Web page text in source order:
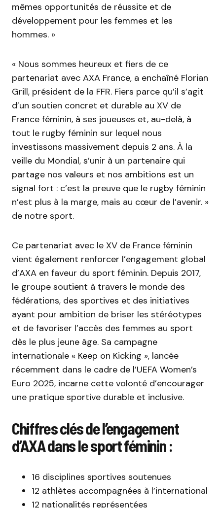
mêmes opportunités de réussite et de
développement pour les femmes et les
hommes. »
« Nous sommes heureux et fiers de ce
partenariat avec AXA France, a enchaîné Florian
Grill, président de la FFR. Fiers parce qu’il s’agit
d’un soutien concret et durable au XV de
France féminin, à ses joueuses et, au-delà, à
tout le rugby féminin sur lequel nous
investissons massivement depuis 2 ans. À la
veille du Mondial, s’unir à un partenaire qui
partage nos valeurs et nos ambitions est un
signal fort : c’est la preuve que le rugby féminin
n’est plus à la marge, mais au cœur de l’avenir. »
de notre sport.
Ce partenariat avec le XV de France féminin
vient également renforcer l’engagement global
d’AXA en faveur du sport féminin. Depuis 2017,
le groupe soutient à travers le monde des
fédérations, des sportives et des initiatives
ayant pour ambition de briser les stéréotypes
et de favoriser l’accès des femmes au sport
dès le plus jeune âge. Sa campagne
internationale « Keep on Kicking », lancée
récemment dans le cadre de l’UEFA Women’s
Euro 2025, incarne cette volonté d’encourager
une pratique sportive durable et inclusive.
Chiffres clés de l’engagement
d’AXA dans le sport féminin :
16 disciplines sportives soutenues
12 athlètes accompagnées à l’international
12 nationalités représentées